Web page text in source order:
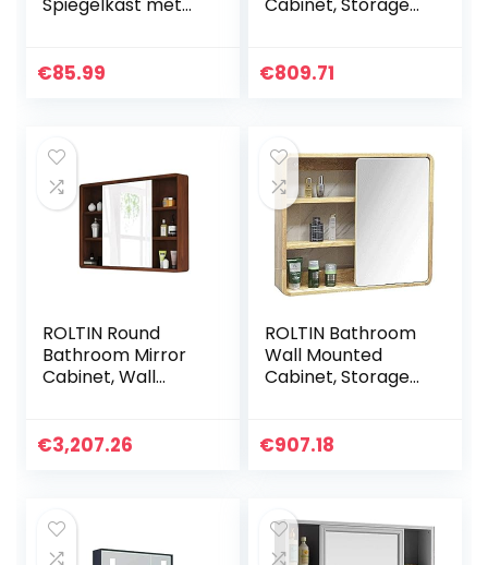
wandmontage
x 50 cm
€85.99
Cabinet Bathroom
Vanity Mirror
(Brown 59 * 10 *
70cm)
€809.71
ROLTIN Round
Bathroom Mirror
Cabinet, Wall
Medicine Cabinet,
M ()
€3,207.26
ROLTIN Bathroom
Wall Mounted
Cabinet, Storage
Cabinet Bathroom
Toilet Sliding Mirror
(Wood Colo
€907.18